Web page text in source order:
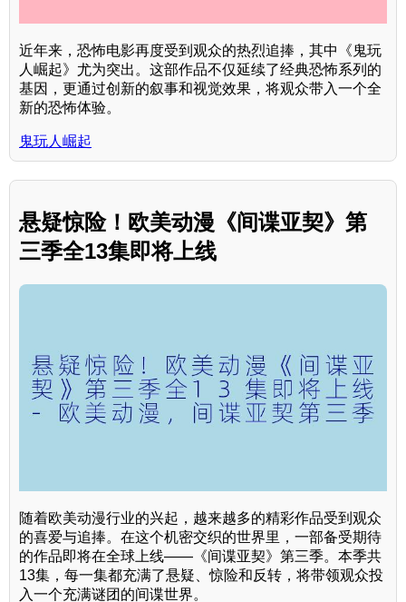
近年来，恐怖电影再度受到观众的热烈追捧，其中《鬼玩
人崛起》尤为突出。这部作品不仅延续了经典恐怖系列的
基因，更通过创新的叙事和视觉效果，将观众带入一个全
新的恐怖体验。
鬼玩人崛起
悬疑惊险！欧美动漫《间谍亚契》第
三季全13集即将上线
随着欧美动漫行业的兴起，越来越多的精彩作品受到观众
的喜爱与追捧。在这个机密交织的世界里，一部备受期待
的作品即将在全球上线——《间谍亚契》第三季。本季共
13集，每一集都充满了悬疑、惊险和反转，将带领观众投
入一个充满谜团的间谍世界。